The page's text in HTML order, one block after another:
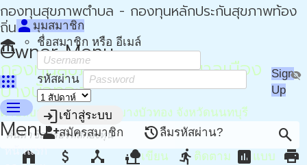
กองทุนสุขภาพตำบล - กองทุนหลักประกันสุขภาพท้อง
ถิ่น - กปท
Owner Menu
apps
person มุมสมาชิก
ชื่อสมาชิก หรือ อีเมล์
รหัสผ่าน visibility_off
loginเข้าสู่ระบบ
person_addสมัครสมาชิก restoreลืมรหัสผ่าน?
Sign
Up
menu
Menu
หน้าแรก
account_balance
กองทุนสุขภาพตำบล เทศบาลเมือง
บางบัวทอง
ตำบลบางบัวทอง อำเภอบางบัวทอง จังหวัดนนทบุรี
search
home
attach_money device_hub nature_peopleเขียน
directions_run ติดตาม assessment แบบ
print